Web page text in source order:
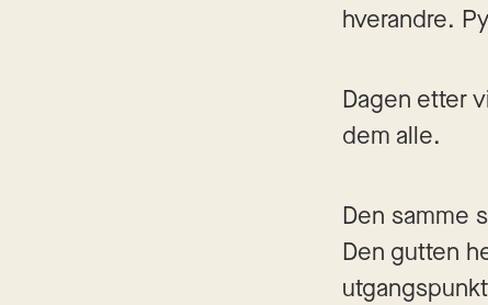
hverandre.
Dagen etter
dem alle.
Den samme
Den gutten